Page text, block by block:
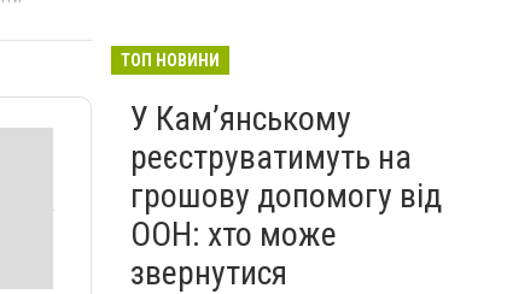
ТОП НОВИНИ
У Кам’янському
реєструватимуть на
грошову допомогу від
ООН: хто може
звернутися